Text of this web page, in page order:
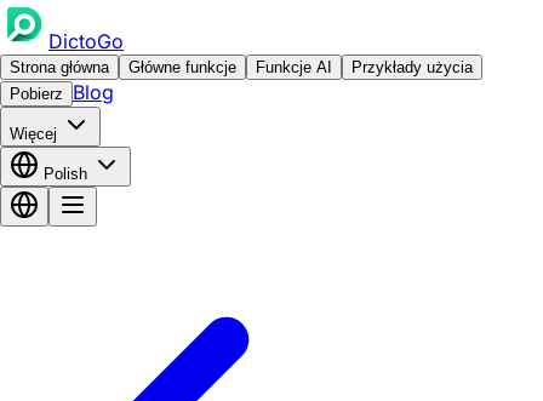
DictoGo
Strona główna Główne funkcje Funkcje AI
Przykłady użycia
Pobierz
Blog
Więcej
Polish